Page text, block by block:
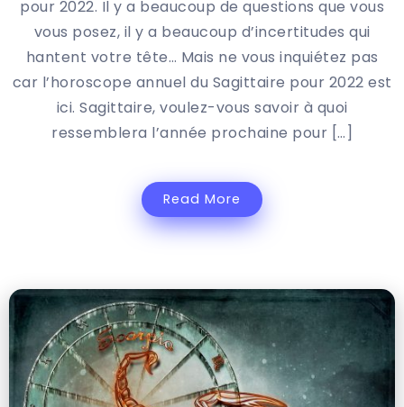
pour 2022. Il y a beaucoup de questions que vous
vous posez, il y a beaucoup d’incertitudes qui
hantent votre tête… Mais ne vous inquiétez pas
car l’horoscope annuel du Sagittaire pour 2022 est
ici. Sagittaire, voulez-vous savoir à quoi
ressemblera l’année prochaine pour […]
Read More